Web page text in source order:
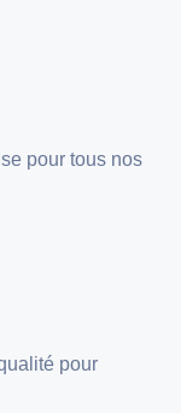
pour tous nos
pour